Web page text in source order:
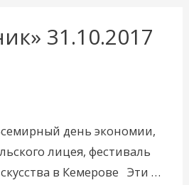
31.10.2017
день экономии,
лицея, фестиваль
в Кемерове Эти …